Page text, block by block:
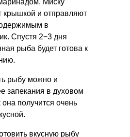
крышкой и отправляют
в
Спустя 2−3 дня
рыба будет готова к
рыбу можно и
запекания в духовом
получится очень